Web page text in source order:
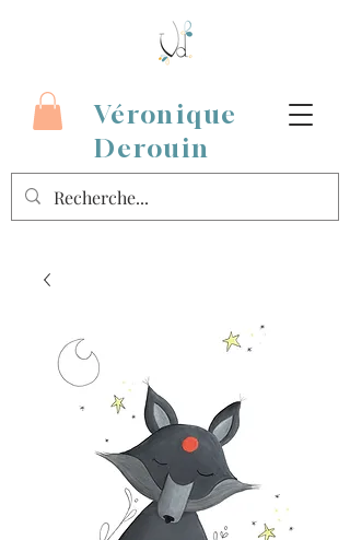
Véronique
Derouin